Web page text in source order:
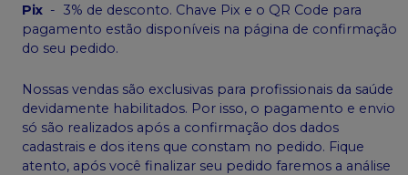
Pix - 3% de desconto. Chave Pix e o QR Code para
pagamento estão disponíveis na página de confirmação
do seu pedido.
Nossas vendas são exclusivas para profissionais da saúde
devidamente habilitados. Por isso, o pagamento e envio
só são realizados após a confirmação dos dados
cadastrais e dos itens que constam no pedido. Fique
atento, após você finalizar seu pedido faremos a análise